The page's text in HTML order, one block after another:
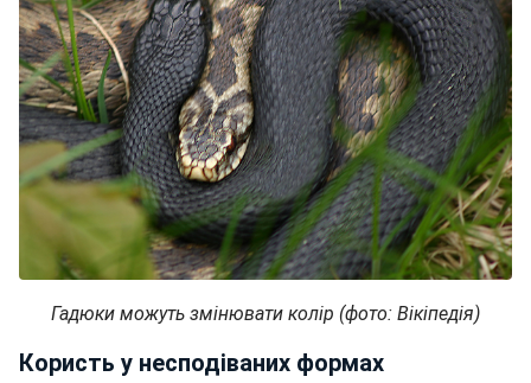
Гадюки можуть змінювати колір (фото: Вікіпедія)
Користь у несподіваних формах